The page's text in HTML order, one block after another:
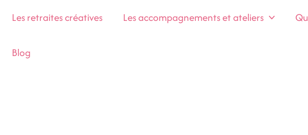
Les retraites créatives Les accompagnements et ateliers
Blog